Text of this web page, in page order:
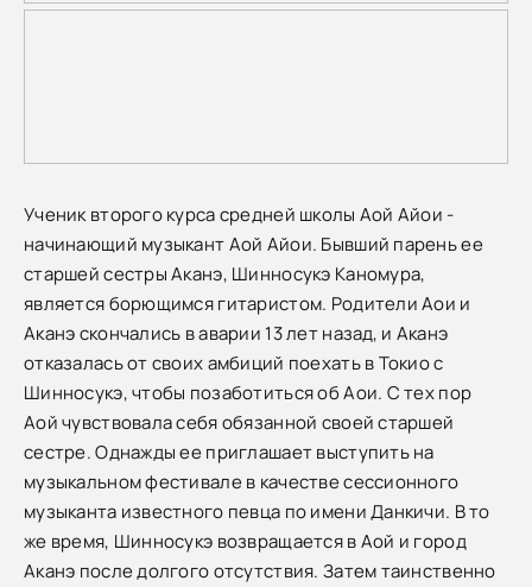
Ученик второго курса средней школы Аой Айои -
начинающий музыкант Аой Айои. Бывший парень ее
старшей сестры Аканэ, Шинносукэ Каномура,
является борющимся гитаристом. Родители Аои и
Аканэ скончались в аварии 13 лет назад, и Аканэ
отказалась от своих амбиций поехать в Токио с
Шинносукэ, чтобы позаботиться об Аои. С тех пор
Аой чувствовала себя обязанной своей старшей
сестре. Однажды ее приглашает выступить на
музыкальном фестивале в качестве сессионного
музыканта известного певца по имени Данкичи. В то
же время, Шинносукэ возвращается в Аой и город
Аканэ после долгого отсутствия. Затем таинственно